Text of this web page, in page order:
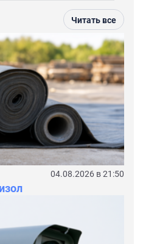
Читать все
04.08.2026 в 21:50